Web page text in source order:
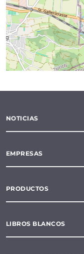
NOTICIAS
EMPRESAS
PRODUCTOS
LIBROS BLANCOS